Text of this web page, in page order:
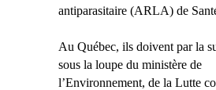
antiparasitaire (ARLA) de
Au Québec, ils doivent par la
sous la loupe du ministère de
l’Environnement, de la Lutte